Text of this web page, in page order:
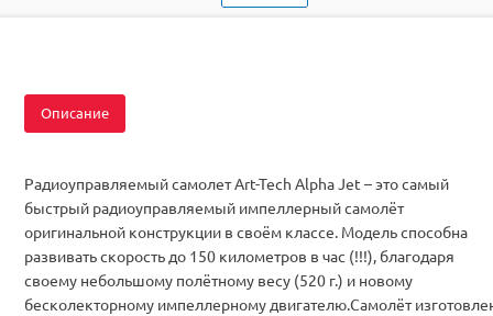
Описание
Радиоуправляемый самолет Art-Tech Alpha Jet – это самый
быстрый радиоуправляемый импеллерный самолёт
оригинальной конструкции в своём классе. Модель способна
развивать скорость до 150 километров в час (!!!), благодаря
своему небольшому полётному весу (520 г.) и новому
бесколекторному импеллерному двигателю.Самолёт